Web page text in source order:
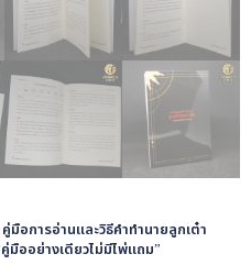
มือการอ่านและวิธีคำทำนายลูกเต๋า
มืออย่างเดียวไม่มีไพ่แถม”